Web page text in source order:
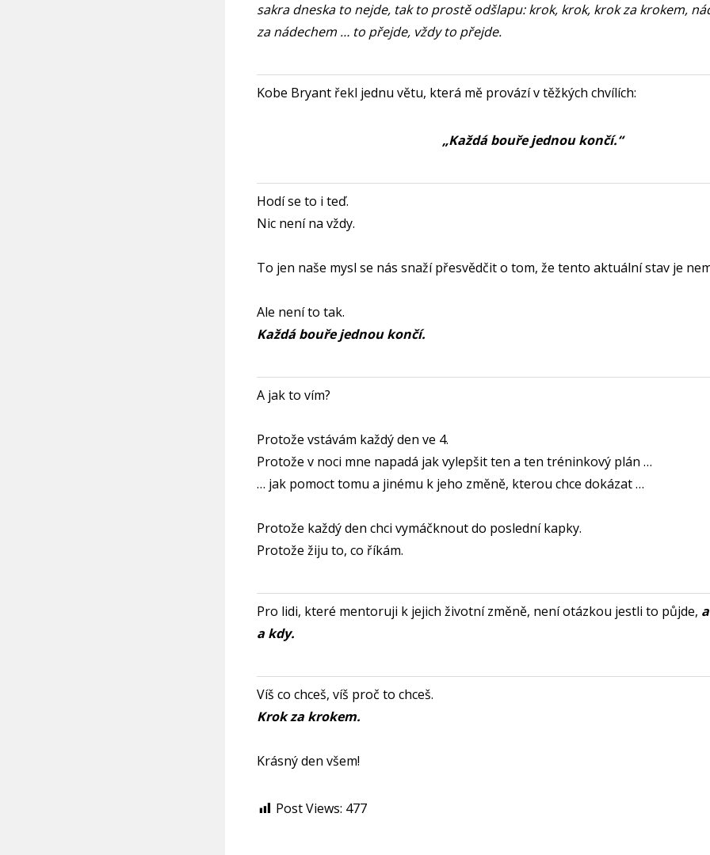
sakra dneska to nejde, tak to prostě odšlapu: krok, krok, krok za krokem,
za nádechem … to přejde, vždy to přejde.
Kobe Bryant řekl jednu větu, která mě provází v těžkých chvílích:
„Každá bouře jednou končí.“
Hodí se to i teď.
Nic není na vždy.
To jen naše mysl se nás snaží přesvědčit o tom, že tento aktuální stav je
Ale není to tak.
Každá bouře jednou končí.
A jak to vím?
Protože vstávám každý den ve 4.
Protože v noci mne napadá jak vylepšit ten a ten tréninkový plán …
… jak pomoct tomu a jinému k jeho změně, kterou chce dokázat …
Protože každý den chci vymáčknout do poslední kapky.
Protože žiju to, co říkám.
Pro lidi, které mentoruji k jejich životní změně, není otázkou jestli to půjde,
a kdy.
Víš co chceš, víš proč to chceš.
Krok za krokem.
Krásný den všem!
Post Views: 477